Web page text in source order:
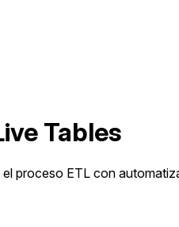
Tables
proceso ETL con